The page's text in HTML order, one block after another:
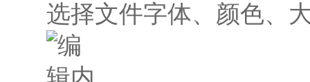
选择文件字体、颜色、